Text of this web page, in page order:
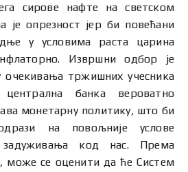
сирове нафте на светском
је опрезност јер би повећани
у условима раста царина
Извршни одбор је
очекивања тржишних учесника
банка вероватно
монетарну политику, што би
на повољније услове
задуживања код нас. Према
може се оценити да ће Систем